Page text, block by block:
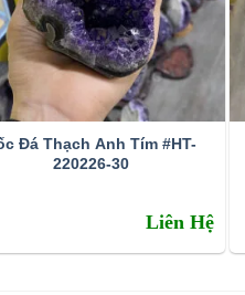
Đá Thạch Anh Tím #HT-
220226-30
Liên Hệ